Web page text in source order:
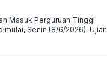
Masuk Perguruan Tinggi
Senin (8/6/2026). Ujian